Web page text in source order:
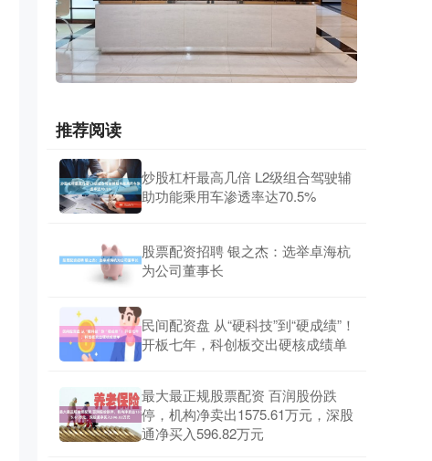
推荐阅读
炒股杠杆最高几倍 L2级组合驾驶辅
助功能乘用车渗透率达70.5%
股票配资招聘 银之杰：选举卓海杭
为公司董事长
民间配资盘 从“硬科技”到“硬成绩”！
开板七年，科创板交出硬核成绩单
最大最正规股票配资 百润股份跌
停，机构净卖出1575.61万元，深股
通净买入596.82万元